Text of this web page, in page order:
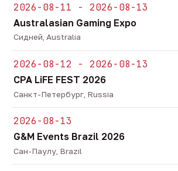
2026-08-11 - 2026-08-13
Australasian Gaming Expo
Сидней, Australia
2026-08-12 - 2026-08-13
CPA LiFE FEST 2026
Санкт-Петербург, Russia
2026-08-13
G&M Events Brazil 2026
Сан-Паулу, Brazil